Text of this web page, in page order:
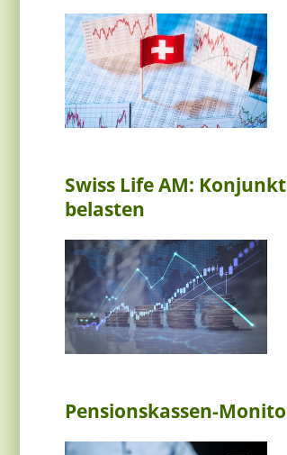
Swiss Life AM:
belasten
Pensionskassen-